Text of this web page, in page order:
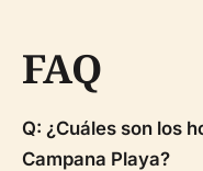
FAQ
Q: ¿Cuáles son los
Campana Playa?